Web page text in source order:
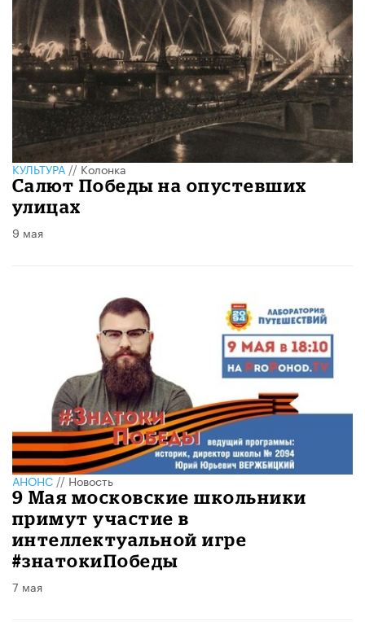
КУЛЬТУРА//Колонка
Салют Победы на опустевших
улицах
9 мая
АНОНС//Новость
9 Мая московские школьники
примут участие в
интеллектуальной игре
#знатокиПобеды
7 мая